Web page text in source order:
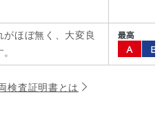
がほぼ無く、大変良
検査証明書とは